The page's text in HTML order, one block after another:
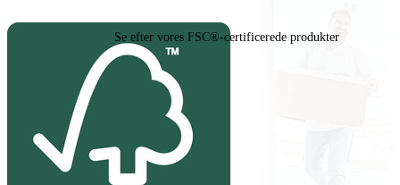
Se efter vores FSC®-certificerede produkter